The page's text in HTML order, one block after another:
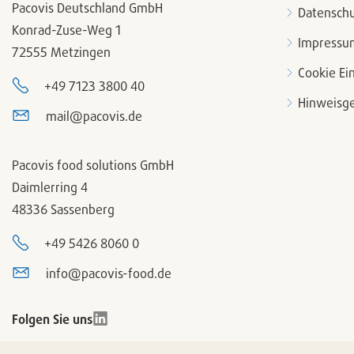
Pacovis Deutschland GmbH
Konrad-Zuse-Weg 1
72555 Metzingen
+49 7123 3800 40
mail@pacovis.de
Pacovis food solutions GmbH
Daimlerring 4
48336 Sassenberg
+49 5426 8060 0
info@pacovis-food.de
Folgen Sie uns
Cookie